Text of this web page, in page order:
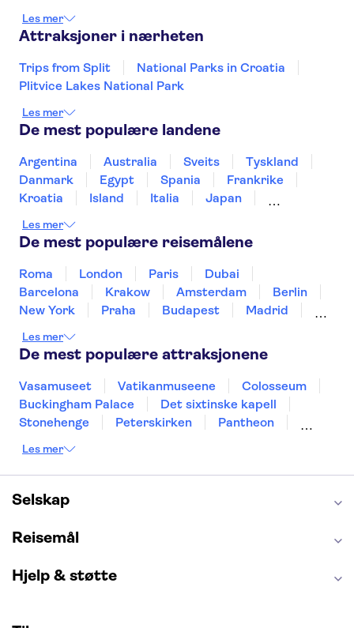
Les mer
Attraksjoner i nærheten
Trips from Split
National Parks in Croatia
Plitvice Lakes National Park
Les mer
De mest populære landene
Argentina Australia Sveits
Tyskland
Danmark
Egypt Spania
Frankrike
Kroatia
Island Italia
Japan
Portugal
Sverige Thailand
Les mer
De mest populære reisemålene
Roma London Paris
Dubai
Barcelona
Krakow Amsterdam
Berlin
New York
Praha Budapest
Madrid
Gdansk
Alicante Riga
Les mer
De mest populære attraksjonene
Vasamuseet Vatikanmuseene
Colosseum
Buckingham Palace
Det sixtinske kapell
Stonehenge
Peterskirken
Pantheon
Burj Khalifa
Alcatraz
Alhambra
Harry Potter Studios
Anne Franks hus
Blue Lagoon
Les mer
Selskap
Reisemål
Hjelp & støtte